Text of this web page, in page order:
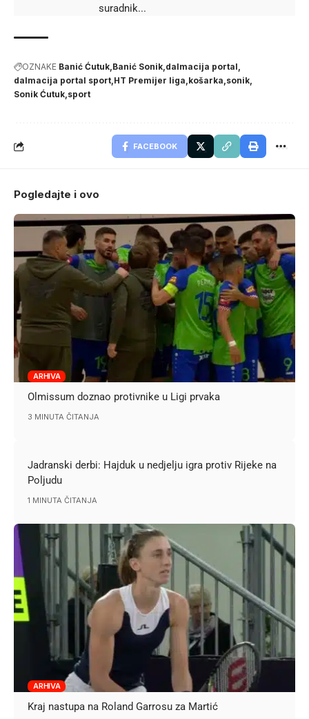
suradnik...
OZNAKE Banić Ćutuk Banić Sonik dalmacija portal
dalmacija portal sport HT Premijer liga košarka sonik
Sonik Ćutuk sport
FACEBOOK
Pogledajte i ovo
ARHIVA
Olmissum doznao protivnike u Ligi prvaka
3 MINUTA ČITANJA
Jadranski derbi: Hajduk u nedjelju igra protiv Rijeke na
Poljudu
1 MINUTA ČITANJA
ARHIVA
Kraj nastupa na Roland Garrosu za Martić